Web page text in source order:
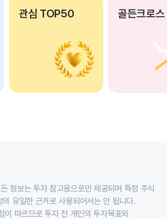
관심 TOP50 골든크로스
정보는 투자 참고용으로만 제공되며 특정 주식
유일한 근거로 사용되어서는 안 됩니다.
이 따르므로 투자 전 개인의 투자목표와